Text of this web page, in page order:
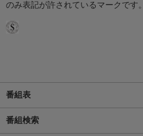
のみ表記が許されているマークです。
番組表
番組検索